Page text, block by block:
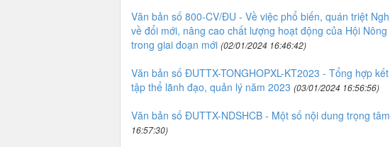
Văn bản số 800-CV/ĐU - Về việc phổ biến, quán triệt
về đổi mới, nâng cao chất lượng hoạt động của Hội
trong giai đoạn mới (02/01/2024 16:46:42)
Văn bản số ĐUTTX-TONGHOPXL-KT2023 - Tổng hợp
tập thể lãnh đạo, quản lý năm 2023 (03/01/2024 16:56:56)
Văn bản số ĐUTTX-NDSHCB - Một số nội dung trọng
16:57:30)